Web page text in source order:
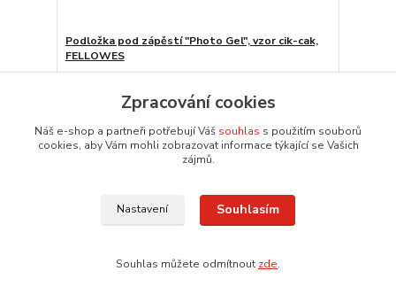
Podložka pod zápěstí "Photo Gel", vzor cik-cak,
FELLOWES
658,90 Kč
544,54 Kč bez DPH Dodání 3 – 6 dnů
Přidat do košíku
Zpracování cookies
Náš e-shop a partneři potřebují Váš souhlas s použitím souborů
cookies, aby Vám mohli zobrazovat informace týkající se Vašich
zájmů.
Nastavení Souhlasím
Souhlas můžete odmítnout zde.